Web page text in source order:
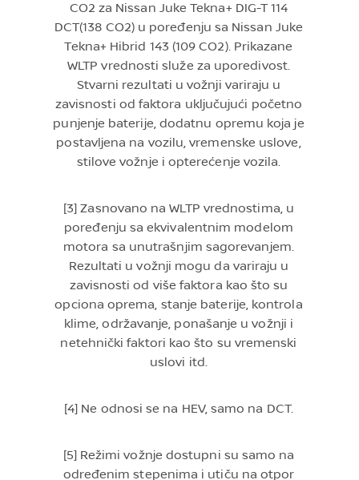
CO2 za Nissan Juke Tekna+ DIG-T 114
DCT(138 CO2) u poređenju sa Nissan Juke
Tekna+ Hibrid 143 (109 CO2). Prikazane
WLTP vrednosti služe za uporedivost.
Stvarni rezultati u vožnji variraju u
zavisnosti od faktora uključujući početno
punjenje baterije, dodatnu opremu koja je
postavljena na vozilu, vremenske uslove,
stilove vožnje i opterećenje vozila.
[3] Zasnovano na WLTP vrednostima, u
poređenju sa ekvivalentnim modelom
motora sa unutrašnjim sagorevanjem.
Rezultati u vožnji mogu da variraju u
zavisnosti od više faktora kao što su
opciona oprema, stanje baterije, kontrola
klime, održavanje, ponašanje u vožnji i
netehnički faktori kao što su vremenski
uslovi itd.
[4] Ne odnosi se na HEV, samo na DCT.
[5] Režimi vožnje dostupni su samo na
određenim stepenima i utiču na otpor